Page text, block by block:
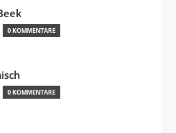
0 KOMMENTARE
0 KOMMENTARE